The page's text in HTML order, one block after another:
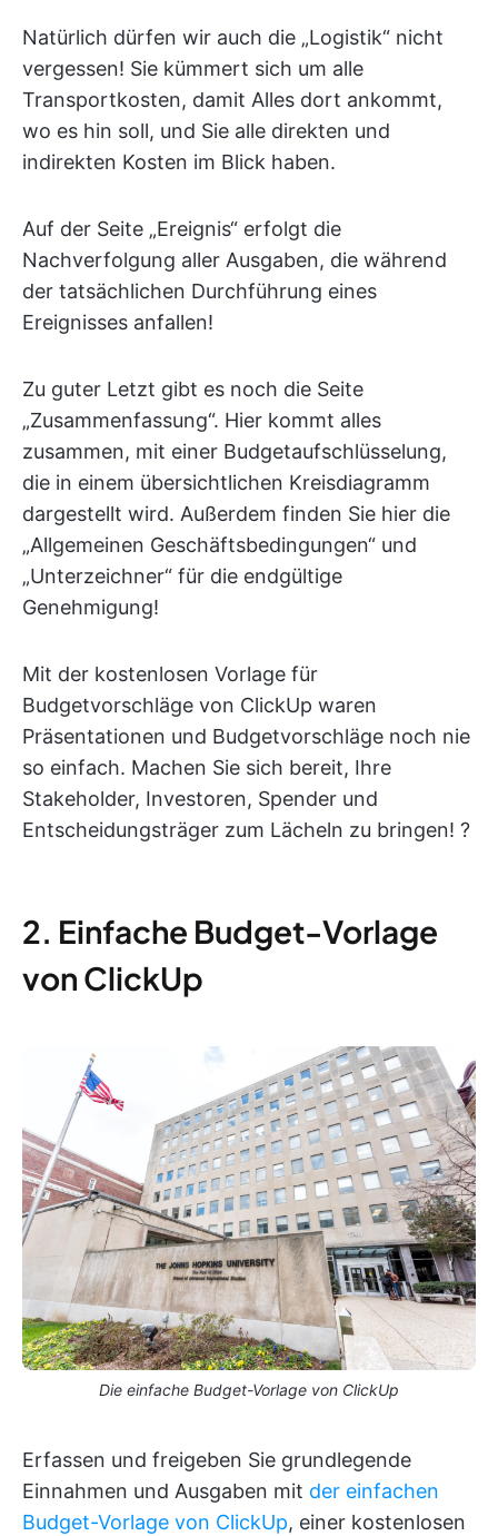
Natürlich dürfen wir auch die „Logistik“ nicht
vergessen! Sie kümmert sich um alle
Transportkosten, damit Alles dort ankommt,
wo es hin soll, und Sie alle direkten und
indirekten Kosten im Blick haben.
Auf der Seite „Ereignis“ erfolgt die
Nachverfolgung aller Ausgaben, die während
der tatsächlichen Durchführung eines
Ereignisses anfallen!
Zu guter Letzt gibt es noch die Seite
„Zusammenfassung“. Hier kommt alles
zusammen, mit einer Budgetaufschlüsselung,
die in einem übersichtlichen Kreisdiagramm
dargestellt wird. Außerdem finden Sie hier die
„Allgemeinen Geschäftsbedingungen“ und
„Unterzeichner“ für die endgültige
Genehmigung!
Mit der kostenlosen Vorlage für
Budgetvorschläge von ClickUp waren
Präsentationen und Budgetvorschläge noch nie
so einfach. Machen Sie sich bereit, Ihre
Stakeholder, Investoren, Spender und
Entscheidungsträger zum Lächeln zu bringen! ?
2. Einfache Budget-Vorlage
von ClickUp
Die einfache Budget-Vorlage von ClickUp
Erfassen und freigeben Sie grundlegende
Einnahmen und Ausgaben mit der einfachen
Budget-Vorlage von ClickUp, einer kostenlosen